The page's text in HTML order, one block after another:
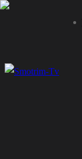
Перейти
Меню
Закрыть